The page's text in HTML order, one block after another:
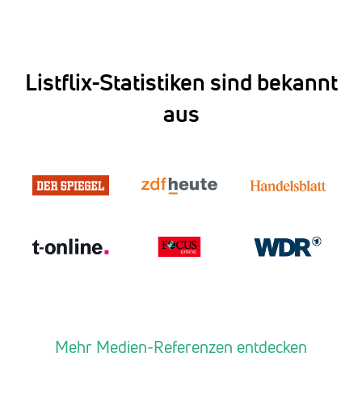
Listflix-Statistiken sind bekannt
aus
Mehr Medien-Referenzen entdecken